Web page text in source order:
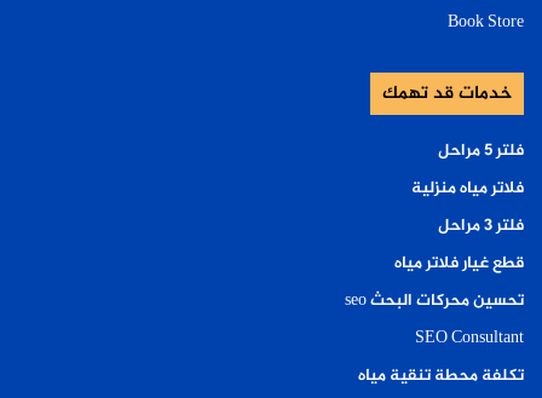
Book Store
خدمات قد تهمك
فلتر ٥ مراحل
فلاتر مياه منزلية
فلتر ٣ مراحل
قطع غيار فلاتر مياه
تحسين محركات البحث seo
SEO Consultant
تكلفة محطة تنقية مياه